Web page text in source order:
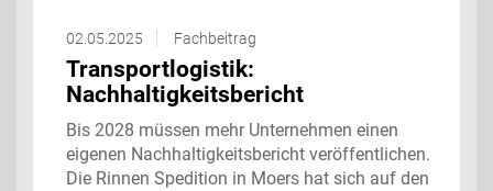
02.05.2025 Fachbeitrag
Transportlogistik:
Nachhaltigkeitsbericht
Bis 2028 müssen mehr Unternehmen einen
eigenen Nachhaltigkeitsbericht veröffentlichen.
Die Rinnen Spedition in Moers hat sich auf den